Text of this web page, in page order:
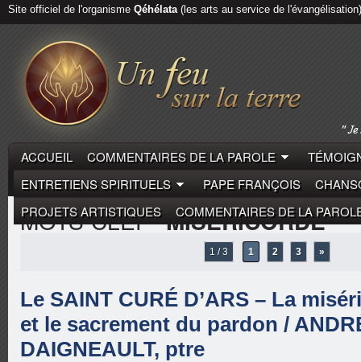
Site officiel de l'organisme Qéhélata(les arts au service de l'évangélisation)
ACCUEIL COMMENTAIRES DE LA PAROLE
ENTRETIENS SPIRITUELS
PAPE FRANÇOIS
PROJETS ARTISTIQUES
COMMENTAIRES DE LA
MOTS-CLEF"MISÉRICORDE"
1 / 3 1 2 3 »
Le SAINT CURÉ D’ARS – La
et le sacrement du pardon /
DAIGNEAULT, ptre